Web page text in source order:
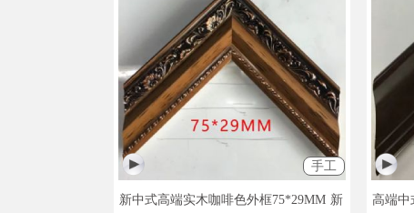
手工
新中式高端实木咖啡色外框75*29MM 新
高端中